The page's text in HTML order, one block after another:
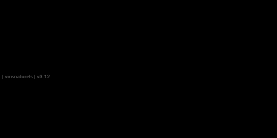
| vinsnaturels | v3.12